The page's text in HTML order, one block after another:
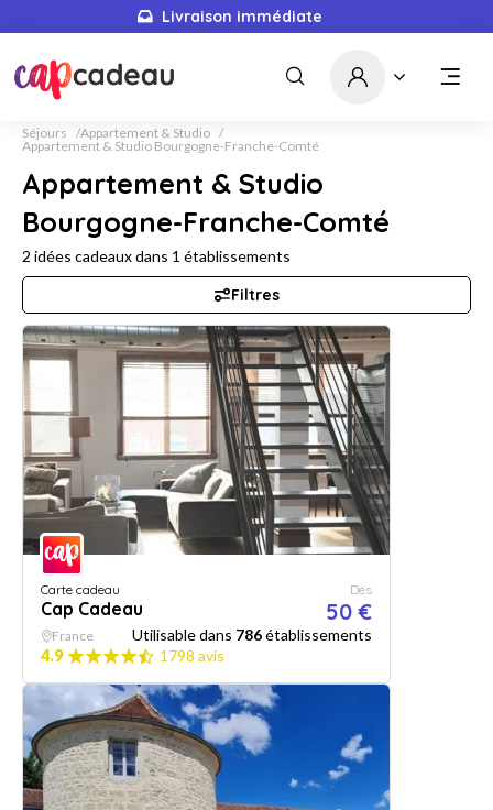
Livraison immédiate
Séjours
Appartement & Studio
Appartement & Studio Bourgogne-Franche-Comté
Appartement & Studio
Bourgogne-Franche-Comté
2 idées cadeaux dans 1 établissements
Filtres
Carte cadeau
Cap Cadeau
Dès
50 €
France Utilisable dans 786établissements
4.9
1798 avis